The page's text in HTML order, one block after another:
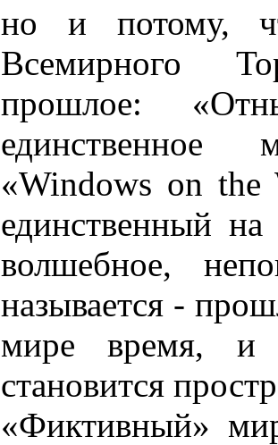
но и потому,
Всемирного
прошлое:
единственное
«Windows on the
единственный
волшебное,
называется -
мире время, и
становится
«Фиктивный»